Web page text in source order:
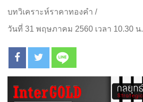
บทวิเคราะห์ราคาทองคำ /
วันที่ 31 พฤษภาคม 2560 เวลา 10.30 น.